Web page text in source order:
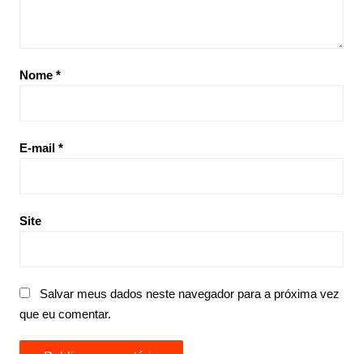
Nome *
E-mail *
Site
Salvar meus dados neste navegador para a próxima vez
que eu comentar.